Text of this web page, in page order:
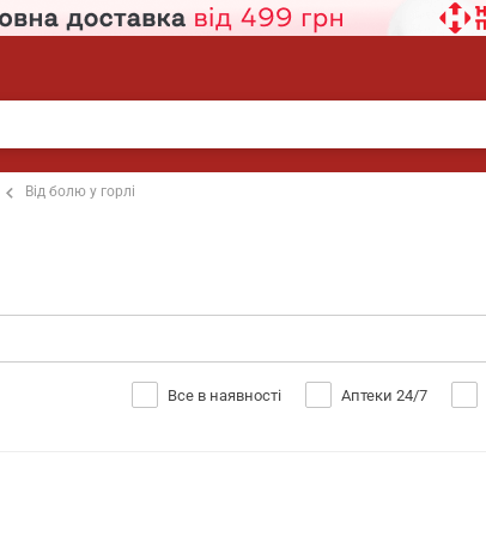
Від болю у горлі
Все в наявності Аптеки 24/7